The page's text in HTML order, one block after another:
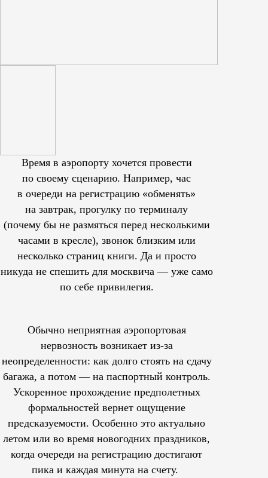
Время в аэропорту хочется провести
по своему сценарию. Например, час
в очереди на регистрацию «обменять»
на завтрак, прогулку по терминалу
(почему бы не размяться перед несколькими
часами в кресле), звонок близким или
несколько страниц книги. Да и просто
никуда не спешить для москвича — уже само
по себе привилегия.
Обычно неприятная аэропортовая
нервозность возникает из-за
неопределенности: как долго стоять на сдачу
багажа, а потом — на паспортный контроль.
Ускоренное прохождение предполетных
формальностей вернет ощущение
предсказуемости. Особенно это актуально
летом или во время новогодних праздников,
когда очереди на регистрацию достигают
пика и каждая минута на счету.